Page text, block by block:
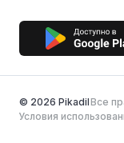
© 2026 PikadilВсе
Условия